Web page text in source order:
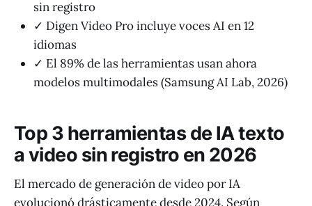
sin registro
✓ Digen Video Pro incluye voces AI en 12
idiomas
✓ El 89% de las herramientas usan ahora
modelos multimodales (Samsung AI Lab, 2026)
Top 3 herramientas de IA texto
a video sin registro en 2026
El mercado de generación de video por IA
evolucionó drásticamente desde 2024. Según